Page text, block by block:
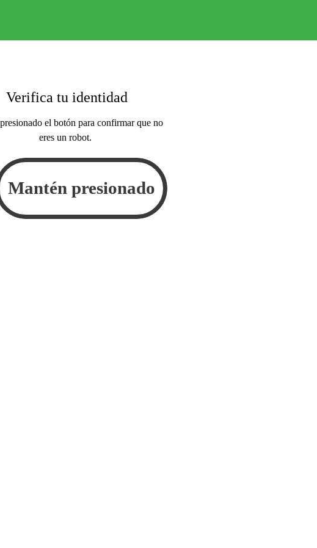
Verifica tu identidad
el botón para confirmar que no
eres un robot.